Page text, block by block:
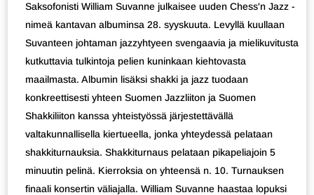
Saksofonisti William Suvanne julkaisee uuden Chess'n Jazz -
nimeä kantavan albuminsa 28. syyskuuta. Levyllä kuullaan
Suvanteen johtaman jazzyhtyeen svengaavia ja mielikuvitusta
kutkuttavia tulkintoja pelien kuninkaan kiehtovasta
maailmasta. Albumin lisäksi shakki ja jazz tuodaan
konkreettisesti yhteen Suomen Jazzliiton ja Suomen
Shakkiliiton kanssa yhteistyössä järjestettävällä
valtakunnallisella kiertueella, jonka yhteydessä pelataan
shakkiturnauksia. Shakkiturnaus pelataan pikapeliajoin 5
minuutin pelinä. Kierroksia on yhteensä n. 10. Turnauksen
finaali konsertin väliajalla. William Suvanne haastaa lopuksi